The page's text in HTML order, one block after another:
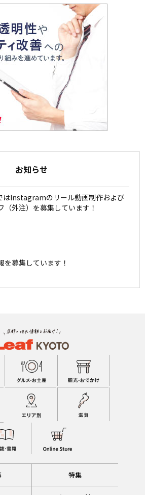
お知らせ
はInstagramのリール動画制作および
（外注）を募集しています！
を募集しています！
特集